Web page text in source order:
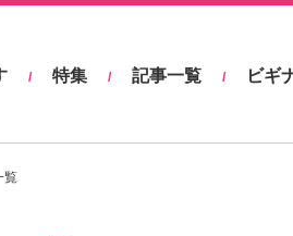
/ 特集 / 記事一覧 / ビギ
覧